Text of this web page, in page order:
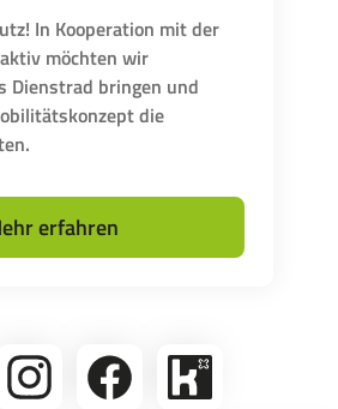
In Kooperation mit der
möchten wir
Dienstrad bringen und
die
erfahren
Folge
uns
Folge
uns
Bikeleasing
auf